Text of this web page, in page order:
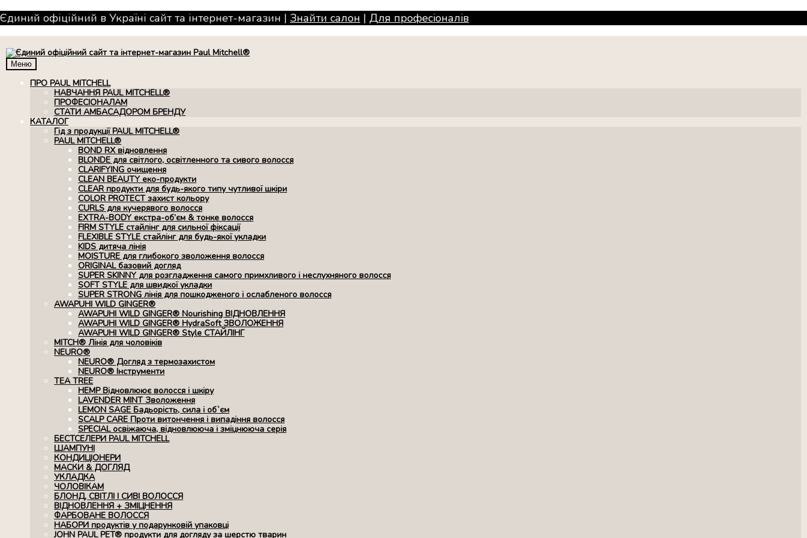
Єдиний офіційний в Україні сайт та інтернет-магазин | Знайти салон | Для професiоналiв
Меню
ПРО PAUL MITCHELL
НАВЧАННЯ PAUL MITCHELL®
ПРОФЕСІОНАЛАМ
СТАТИ АМБАСАДОРОМ БРЕНДУ
КАТАЛОГ
Гід з продукції PAUL MITCHELL®
PAUL MITCHELL®
BOND RX вiдновлення
BLONDE для світлого, освітленного та сивого волосся
CLARIFYING очищення
CLEAN BEAUTY еко-продукти
CLEAR продукти для будь-якого типу чутливої шкіри
COLOR PROTECT захист кольору
CURLS для кучерявого волосся
EXTRA-BODY екстра-об’єм & тонке волосся
FIRM STYLE стайлінг для сильної фіксації
FLEXIBLE STYLE стайлінг для будь-якої укладки
KIDS дитяча лінія
MOISTURE для глибокого зволоження волосся
ORIGINAL базовий догляд
SUPER SKINNY для розгладження самого примхливого і неслухняного волосся
SOFT STYLE для швидкої укладки
SUPER STRONG лінія для пошкодженого і ослабленого волосся
AWAPUHI WILD GINGER®
AWAPUHI WILD GINGER® Nourishing ВІДНОВЛЕННЯ
AWAPUHI WILD GINGER® HydraSoft ЗВОЛОЖЕННЯ
AWAPUHI WILD GINGER® Style СТАЙЛІНГ
MITCH® Лінія для чоловіків
NEURO®
NEURO® Догляд з термозахистом
NEURO® Інструменти
TEA TREE
HEMP Відновлюює волосся і шкіру
LAVENDER MINT Зволоження
LEMON SAGE Бадьорість, сила і об`єм
SCALP CARE Проти витончення і випадіння волосся
SPECIAL освіжаюча, відновлююча і зміцнююча серія
БЕСТСЕЛЕРИ PAUL MITCHELL
ШАМПУНІ
КОНДИЦІОНЕРИ
МАСКИ & ДОГЛЯД
УКЛАДКА
ЧОЛОВІКАМ
БЛОНД, СВІТЛІ І СИВІ ВОЛОССЯ
ВІДНОВЛЕННЯ + ЗМІЦНЕННЯ
ФАРБОВАНЕ ВОЛОССЯ
НАБОРИ продуктів у подарунковій упаковці
JOHN PAUL PET® продукти для догляду за шерстю тварин